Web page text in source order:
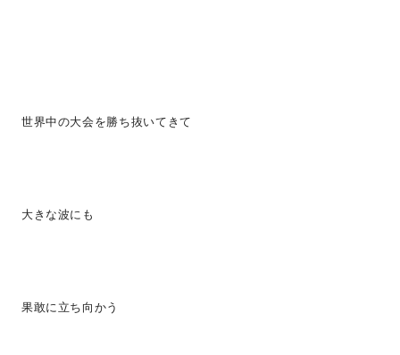
世界中の大会を勝ち抜いてきて
大きな波にも
果敢に立ち向かう